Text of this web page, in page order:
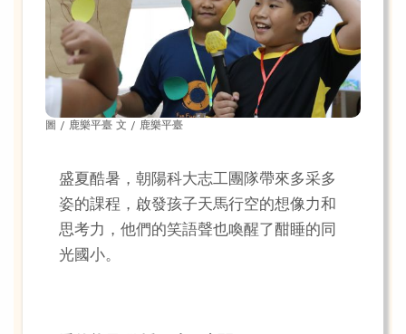
圖 / 鹿樂平臺 文 / 鹿樂平臺
盛夏酷暑，朝陽科大志工團隊帶來多采多
姿的課程，啟發孩子天馬行空的想像力和
思考力，他們的笑語聲也喚醒了酣睡的同
光國小。